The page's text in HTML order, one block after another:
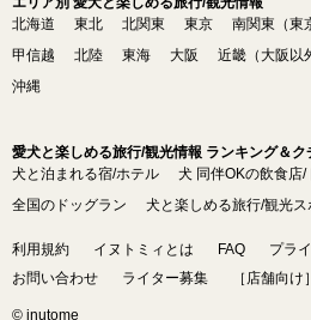
北海道
東北 北関東 東京 南関東（東
甲信越
北陸 東海 大阪 近畿（大阪以
沖縄
愛犬と楽しめる旅行/観光情報 ランキング＆ク
犬と泊まれる宿/ホテル
犬 同伴OKの飲食店/
全国のドッグラン
犬と楽しめる旅行/観光ス
利用規約 イヌトミィとは FAQ
プラ
お問い合わせ
ライター募集 ［店舗向
© inutome